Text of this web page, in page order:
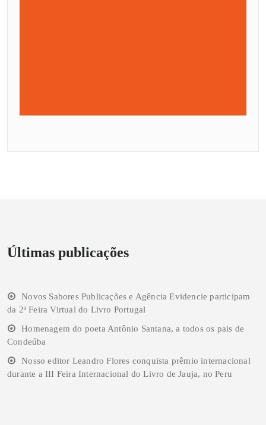
Últimas publicações
Novos Sabores Publicações e Agência Evidencie participam
da 2ª Feira Virtual do Livro Portugal
Homenagem do poeta Antônio Santana, a todos os pais de
Condeúba
Nosso editor Leandro Flores conquista prêmio internacional
durante a III Feira Internacional do Livro de Jauja, no Peru